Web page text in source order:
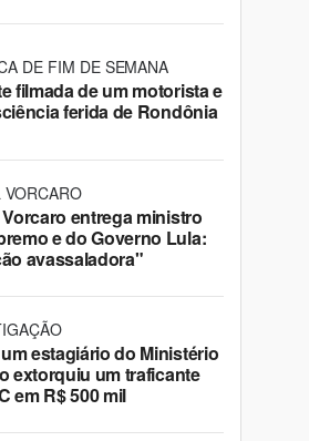
DE FIM DE SEMANA
filmada de um motorista e
ferida de Rondônia
VORCARO
entrega ministro
e do Governo Lula:
avassaladora"
estagiário do Ministério
extorquiu um traficante
em R$ 500 mil